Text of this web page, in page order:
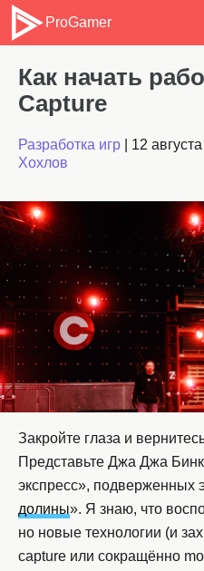
ProGamer
Как начать
Capture
Разработка игр 12
Хохлов
Закройте глаза и
Представьте Джа Джа
экспресс», подверженных
долины». Я знаю, что
но новые технологии (и
capture или сокращённо